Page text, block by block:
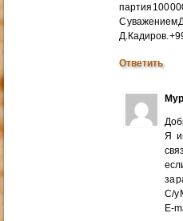
партия 100
С уважением
Д.Кадиров.
Ответить
Я
за
С/у
E-